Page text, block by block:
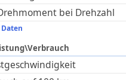
bei Drehzahl